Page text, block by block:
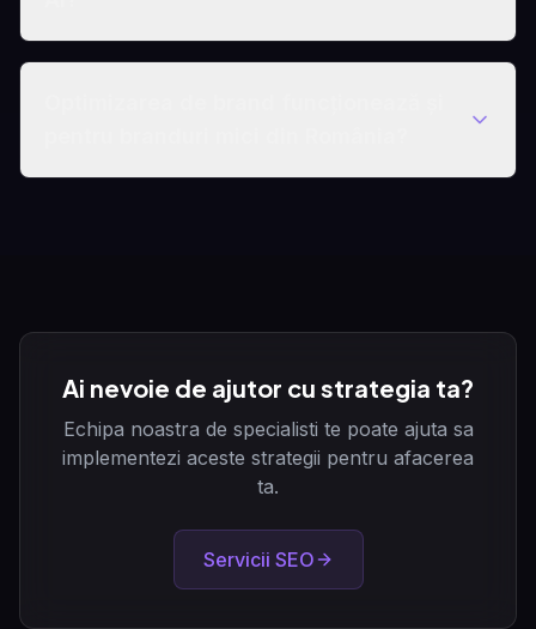
Ai nevoie de ajutor cu strategia ta?
Echipa noastra de specialisti te poate ajuta sa
implementezi aceste strategii pentru afacerea
ta.
Servicii SEO